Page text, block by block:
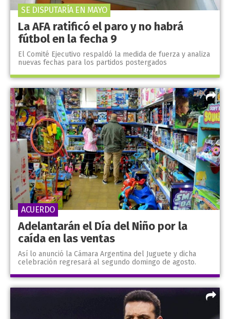
La AFA ratificó el paro y no habrá
fútbol en la fecha 9
El Comité Ejecutivo respaldó la medida de fuerza y analiza
nuevas fechas para los partidos postergados
SE DISPUTARÍA EN MAYO
Adelantarán el Día del Niño por la
caída en las ventas
Así lo anunció la Cámara Argentina del Juguete y dicha
celebración regresará al segundo domingo de agosto.
ACUERDO